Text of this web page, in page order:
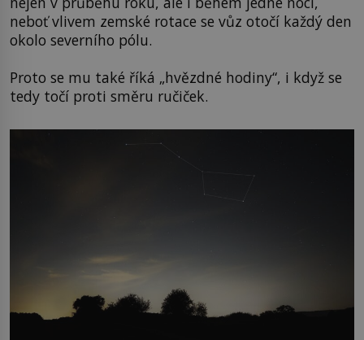
neboť vlivem zemské rotace se vůz otočí každý den
okolo severního pólu.
Proto se mu také říká „hvězdné hodiny“, i když se
tedy točí proti směru ručiček.